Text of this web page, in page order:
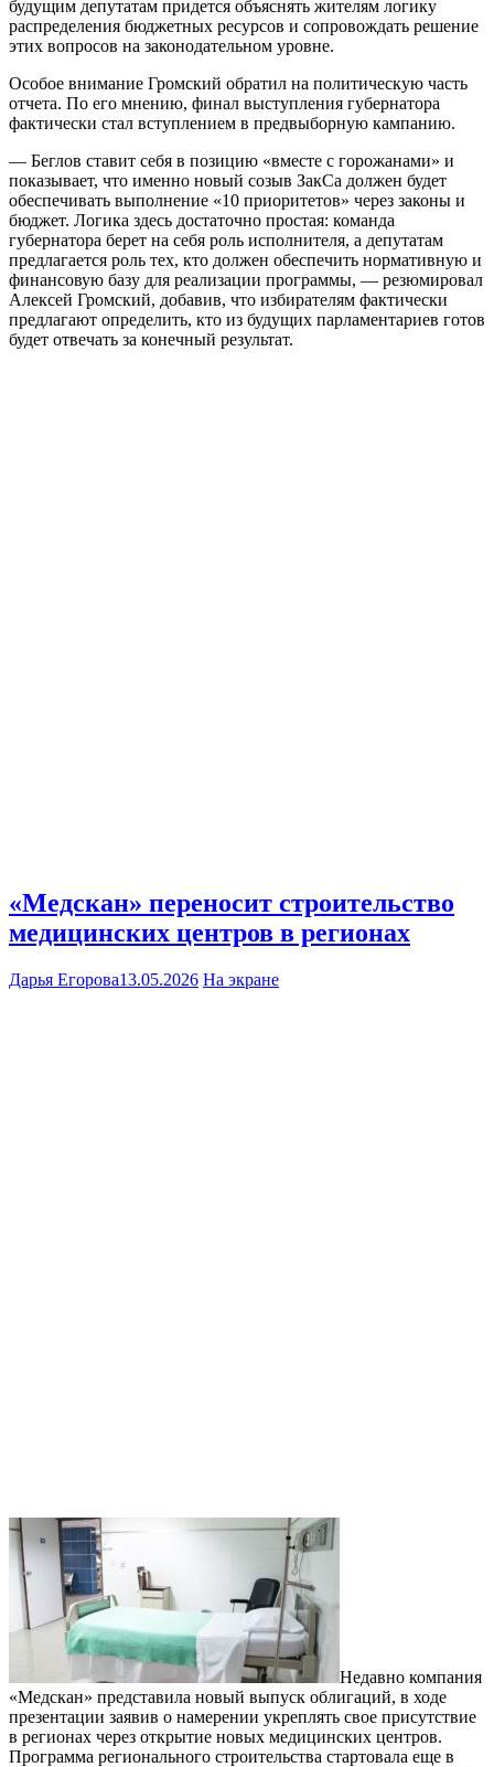
будущим депутатам придется объяснять жителям логику
распределения бюджетных ресурсов и сопровождать решение
этих вопросов на законодательном уровне.
Особое внимание Громский обратил на политическую часть
отчета. По его мнению, финал выступления губернатора
фактически стал вступлением в предвыборную кампанию.
— Беглов ставит себя в позицию «вместе с горожанами» и
показывает, что именно новый созыв ЗакСа должен будет
обеспечивать выполнение «10 приоритетов» через законы и
бюджет. Логика здесь достаточно простая: команда
губернатора берет на себя роль исполнителя, а депутатам
предлагается роль тех, кто должен обеспечить нормативную и
финансовую базу для реализации программы, — резюмировал
Алексей Громский, добавив, что избирателям фактически
предлагают определить, кто из будущих парламентариев готов
будет отвечать за конечный результат.
«Медскан» переносит строительство
медицинских центров в регионах
Дарья Егорова13.05.2026 На экране
Недавно компания
«Медскан» представила новый выпуск облигаций, в ходе
презентации заявив о намерении укреплять свое присутствие
в регионах через открытие новых медицинских центров.
Программа регионального строительства стартовала еще в